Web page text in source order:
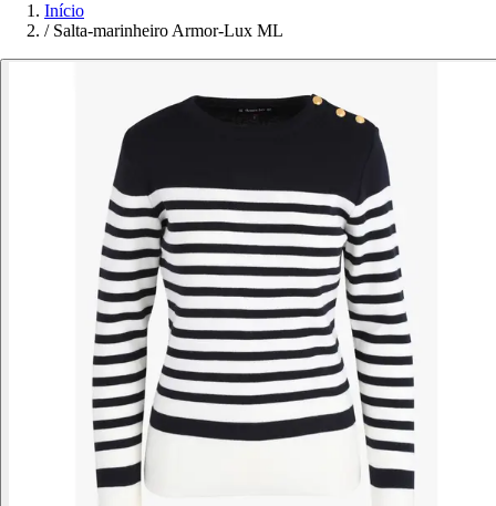
Início
/ Salta-marinheiro Armor-Lux ML